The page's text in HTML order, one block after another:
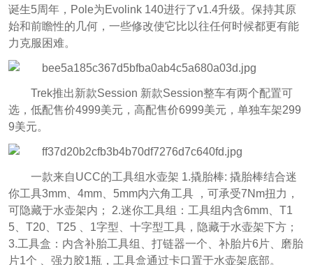
诞生5周年，Pole为Evolink 140进行了v1.4升级。保持其原
始和前瞻性的几何，一些修改使它比以往任何时候都更有能
力克服困难。
Trek推出新款Session 新款Session整车有两个配置可
选，低配售价4999美元，高配售价6999美元，单独车架299
9美元。
一款来自UCC的工具组水壶架 1.撬胎棒: 撬胎棒结合迷
你工具3mm、4mm、5mm内六角工具 ，可承受7Nm扭力，
可隐藏于水壶架内； 2.迷你工具组：工具组内含6mm、T1
5、T20、T25 、1字型、十字型工具，隐藏于水壶架下方；
3.工具盒：内含补胎工具组、打链器一个、补胎片6片、磨胎
片1个 、强力胶1瓶，工具盒通过卡口置于水壶架底部。